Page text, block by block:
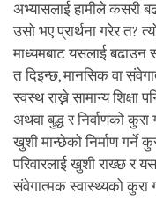
अभ्यासलाई हामीले कसरी
उसो भए प्रार्थना गरेर त?
माध्यमबाट यसलाई बढाउन
त दिइन्छ, मानसिक वा
स्वस्थ राख्ने सामान्य शिक्षा
अथवा बुद्ध र निर्वाणको
खुशी मान्छेको निर्माण
परिवारलाई खुशी राख्छ र
संवेगात्मक स्वास्थ्यको